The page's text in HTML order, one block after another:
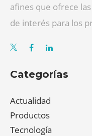
afines que ofrece
de interés para los
Categorías
Actualidad
Productos
Tecnología